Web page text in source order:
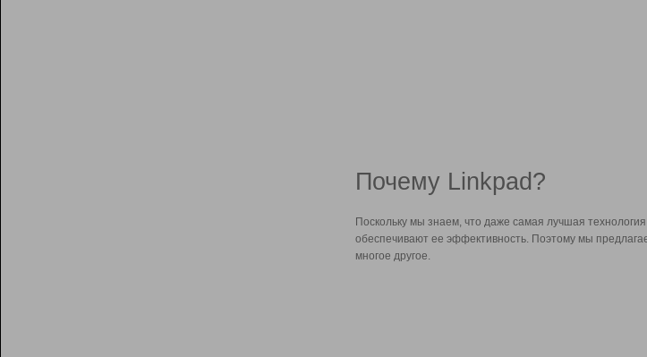
Почему Linkpad?
Поскольку мы знаем, что даже самая лучшая
обеспечивают ее эффективность. Поэтому мы
многое другое.